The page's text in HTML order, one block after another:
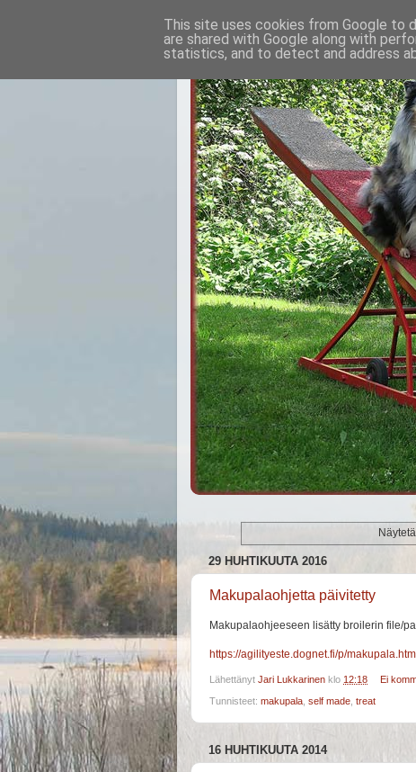
29 HUHTIKUUTA 2016
Makupalaohjetta päivitetty
Makupalaohjeeseen lisätty broilerin file/
https://agilityeste.dognet.fi/p/makupala.html
Lähettänyt Jari Lukkarinen klo 12:18 Ei
Tunnisteet: makupala self made treat
16 HUHTIKUUTA 2014
This site uses cookies from Google to
are shared with Google along with
statistics, and to detect and address